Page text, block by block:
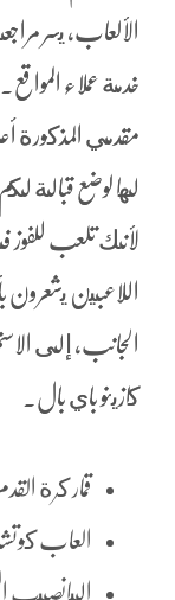
الألعاب، يسر
مقدمي المذكورة
لها لوضع قبالة
لأنك تلعب
اللاعبين يشعرون
الجانب، إلى
كازينو باي بال.
قمار كرة
العاب
اليانصيب